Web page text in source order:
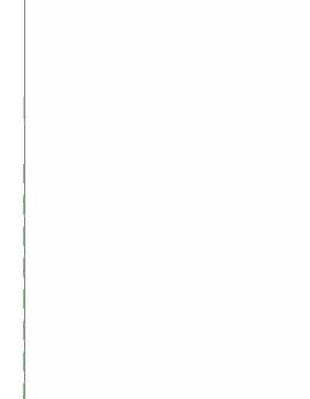
Г
Гайдар, Аркадий
Галанина, Юлия
Гарднер, Крэг Шоу
Гарин-Михайловский,
Николай
Гаршин, Всеволод
Гацура, Геннадий